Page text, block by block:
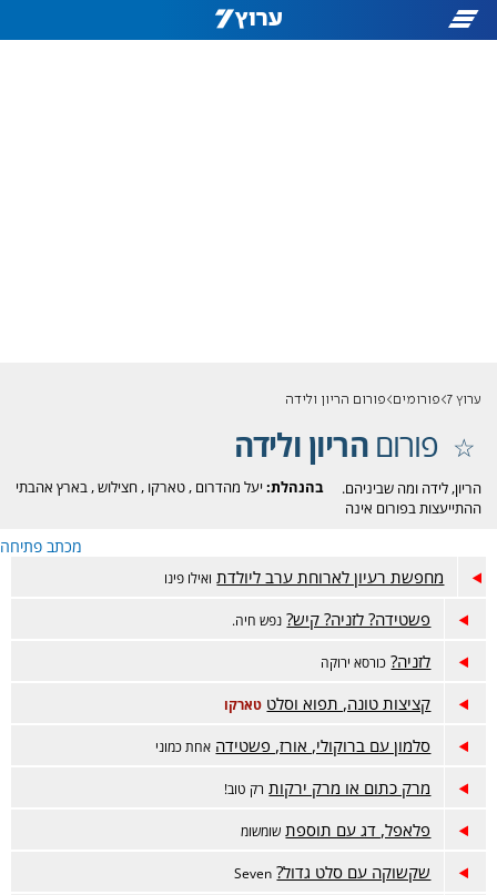
ערוץ 7 פורומים פורום הריון ולידה
פורוםהריון ולידה
בהנהלת: יעל מהדרום ,טארקו ,חצילוש,בארץ אהבתי
הריון, לידה ומה שביניהם.
ההתייעצות בפורום אינה
הפורום דתי, נא לכבד את
רגשות הגולשות בסגנון
לפורום אמהות הפתוח-
מכתב פתיחה
מחפשת רעיון לארוחת ערב ליולדת ואילו פינו
פשטידה? לזניה? קיש? נפש חיה.
לזניה? כורסא ירוקה
קציצות טונה, תפוא וסלט טארקו
סלמון עם ברוקולי, אורז, פשטידה אחת כמוני
מרק כתום או מרק ירקות רק טוב!
פלאפל, דג עם תוספת שומשומ
שקשוקה עם סלט גדול? Seven